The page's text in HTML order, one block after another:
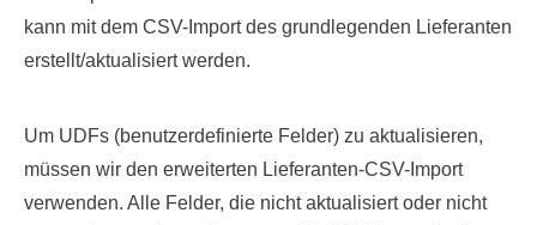
kann mit dem CSV-Import des grundlegenden Lieferanten
erstellt/aktualisiert werden.
Um UDFs (benutzerdefinierte Felder) zu aktualisieren,
müssen wir den erweiterten Lieferanten-CSV-Import
verwenden. Alle Felder, die nicht aktualisiert oder nicht